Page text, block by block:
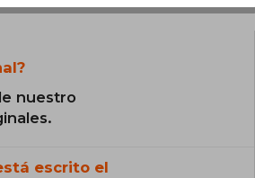
nuestro
escrito el